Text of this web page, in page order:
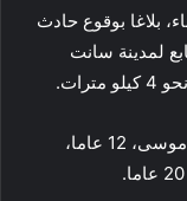
بلاغا بوقوع حادث
لمدينة سانت
وأسفر الحادث عن غرق كلًا من، موسى فتيح موسى، 12 عاما،